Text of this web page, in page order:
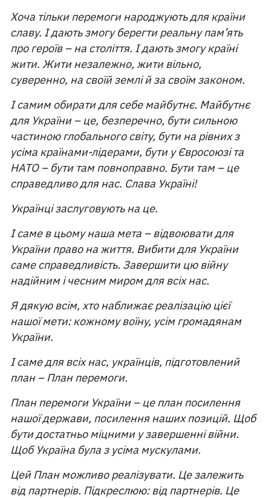
Хоча тільки перемоги народжують для країни
славу. І дають змогу берегти реальну пам’ять
про героїв – на століття. І дають змогу країні
жити. Жити незалежно, жити вільно,
суверенно, на своїй землі й за своїм законом.
І самим обирати для себе майбутнє. Майбутнє
для України – це, безперечно, бути сильною
частиною глобального світу, бути на рівних з
усіма країнами-лідерами, бути у Євросоюзі та
НАТО – бути там повноправно. Бути там – це
справедливо для нас. Слава Україні!
Українці заслуговують на це.
І саме в цьому наша мета – відвоювати для
України право на життя. Вибити для України
саме справедливість. Завершити цю війну
надійним і чесним миром для всіх нас.
Я дякую всім, хто наближає реалізацію цієї
нашої мети: кожному воїну, усім громадянам
України.
І саме для всіх нас, українців, підготовлений
план – План перемоги.
План перемоги України – це план посилення
нашої держави, посилення наших позицій. Щоб
бути достатньо міцними у завершенні війни.
Щоб Україна була з усіма мускулами.
Цей План можливо реалізувати. Це залежить
від партнерів. Підкреслюю: від партнерів. Це